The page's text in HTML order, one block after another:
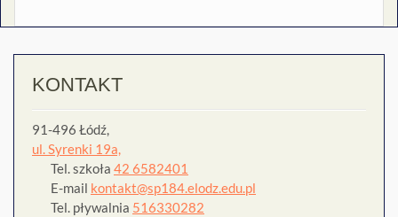
KONTAKT
91-496 Łódź,
ul. Syrenki 19a,
Tel. szkoła 42 6582401
E-mail kontakt@sp184.elodz.edu.pl
Tel. pływalnia 516330282